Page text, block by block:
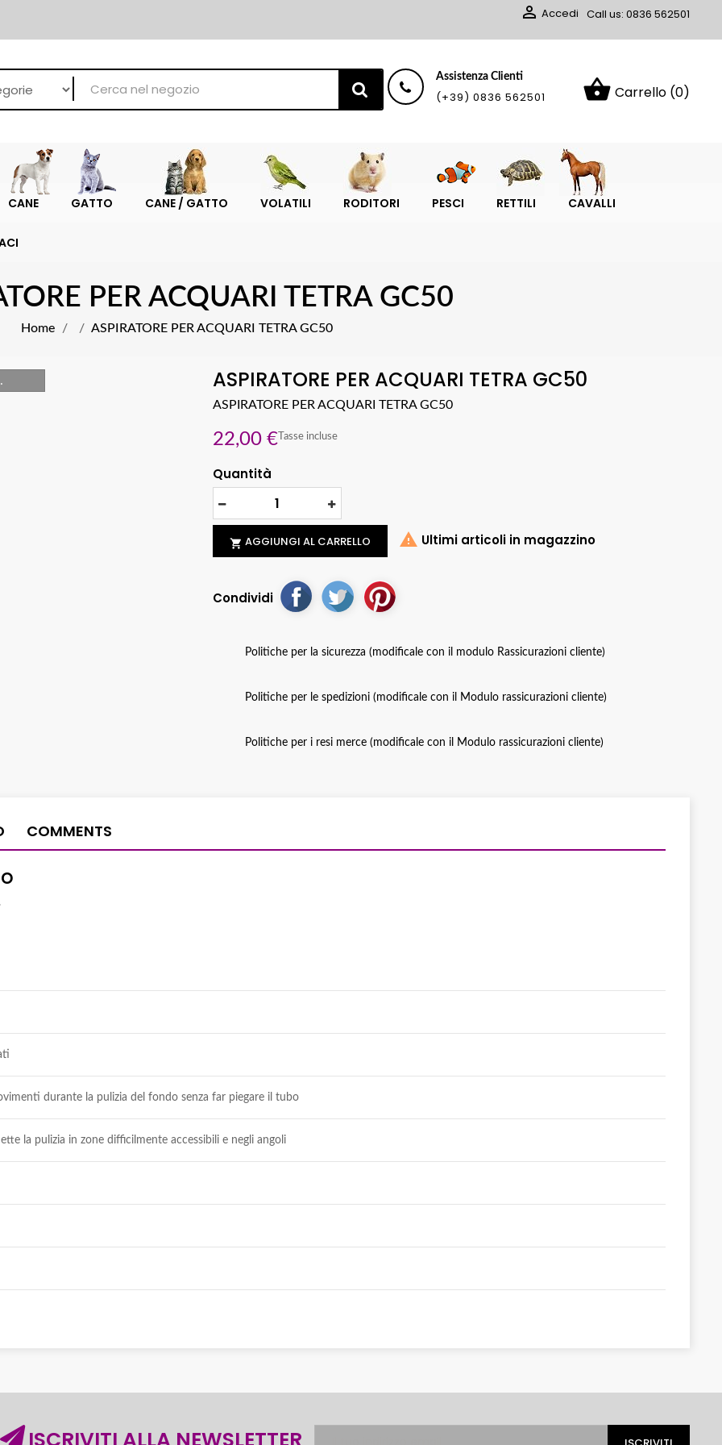
 Accedi Call us: 0836 562501
shopping_basket Carrello (0)
Assistenza Clienti
(+39) 0836 562501
CANE GATTO CANE / GATTO VOLATILI RODITORI PESCI RETTILI CAVALLI
PER ACQUARI TETRA GC50
Home ASPIRATORE PER ACQUARI TETRA GC50
ASPIRATORE PER ACQUARI TETRA GC50
ASPIRATORE PER ACQUARI TETRA GC50
22,00 € Tasse incluse
Quantità
 AGGIUNGI AL CARRELLO  Ultimi articoli in magazzino
Condividi
Politiche per la sicurezza (modificale con il modulo Rassicurazioni cliente)
Politiche per le spedizioni (modificale con il Modulo rassicurazioni cliente)
Politiche per i resi merce (modificale con il Modulo rassicurazioni cliente)
COMMENTS
durante la pulizia del fondo senza far piegare il tubo
la pulizia in zone difficilmente accessibili e negli angoli